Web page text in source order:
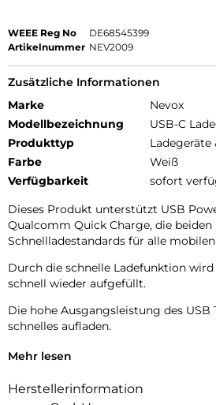
WEEE Reg No
DE68545399
Artikelnummer NEV2009
Zusätzliche Informationen
Marke
Nevox
Modellbezeichnung
USB-C
Produkttyp
Ladegeräte
Farbe
Weiß
Verfügbarkeit
sofort
Dieses Produkt unterstützt USB
Qualcomm Quick Charge, die
Schnellladestandards für alle
Durch die schnelle Ladefunktion wird
schnell wieder aufgefüllt.
Die hohe Ausgangsleistung des
schnelles aufladen.
Bitte beachten Sie, dass Sie für dieses
ausgelegt sind.
Mehr lesen
Herstellerinformation